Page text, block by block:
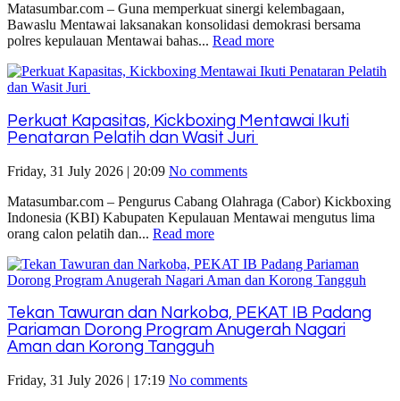
Matasumbar.com – Guna memperkuat sinergi kelembagaan,
Bawaslu Mentawai laksanakan konsolidasi demokrasi bersama
polres kepulauan Mentawai bahas... Read more
Perkuat Kapasitas, Kickboxing Mentawai Ikuti
Penataran Pelatih dan Wasit Juri
Friday, 31 July 2026 | 20:09 No comments
Matasumbar.com – Pengurus Cabang Olahraga (Cabor) Kickboxing
Indonesia (KBI) Kabupaten Kepulauan Mentawai mengutus lima
orang calon pelatih dan... Read more
Tekan Tawuran dan Narkoba, PEKAT IB Padang
Pariaman Dorong Program Anugerah Nagari
Aman dan Korong Tangguh
Friday, 31 July 2026 | 17:19 No comments